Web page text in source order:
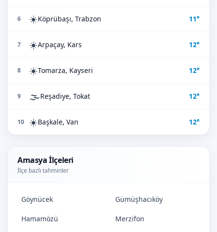
6 ☀️Köprübaşı, Trabzon 11°
7 ☀️Arpaçay, Kars 12°
8 ☀️Tomarza, Kayseri 12°
9 🌫️Reşadiye, Tokat 12°
10 ☀️Başkale, Van 12°
Amasya İlçeleri
İlçe bazlı tahminler
Göynücek Gümüşhacıköy
Hamamözü Merzifon